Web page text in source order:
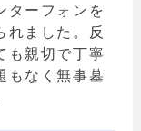
ターフォンを
れました。反
も親切で丁寧
もなく無事墓